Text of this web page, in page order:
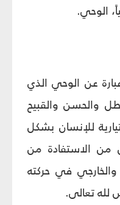
الوحي.
عن الوحي الذي
والحسن والقبيح
للإنسان بشكل
من الاستفادة من
في حركته
لله تعالى.